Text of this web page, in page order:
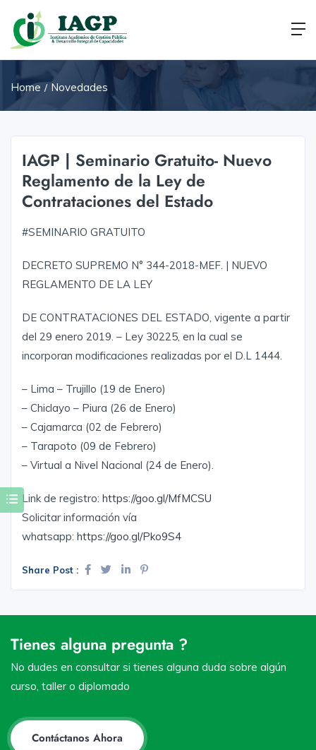
Home Novedades
IAGP | Seminario Gratuito- Nuevo
Reglamento de la Ley de
Contrataciones del Estado
#SEMINARIO GRATUITO
DECRETO SUPREMO N° 344-2018-MEF. | NUEVO
REGLAMENTO DE LA LEY
DE CONTRATACIONES DEL ESTADO, vigente a partir
del 29 enero 2019. – Ley 30225, en la cual se
incorporan modificaciones realizadas por el D.L 1444.
– Lima – Trujillo (19 de Enero)
– Chiclayo – Piura (26 de Enero)
– Cajamarca (02 de Febrero)
– Tarapoto (09 de Febrero)
– Virtual a Nivel Nacional (24 de Enero).
Link de registro: https://goo.gl/MfMCSU
Solicitar información vía
whatsapp: https://goo.gl/Pko9S4
Share Post :
Tienes alguna pregunta ?
No dudes en consultar si tienes alguna duda sobre algún
curso, taller o diplomado
Contáctanos Ahora